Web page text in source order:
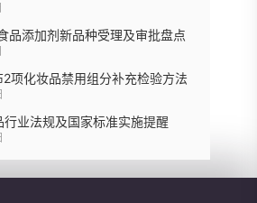
品添加剂新品种受理及审批盘点
项化妆品禁用组分补充检验方法
业法规及国家标准实施提醒